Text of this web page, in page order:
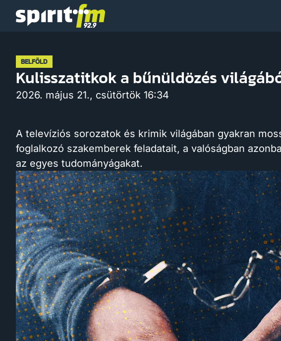
BELFÖLD
Kulisszatitkok a bűnüldözés
2026. május 21., csütörtök 16:34
A televíziós sorozatok és krimik világában gyakran
foglalkozó szakemberek feladatait, a valóságban
az egyes tudományágakat.